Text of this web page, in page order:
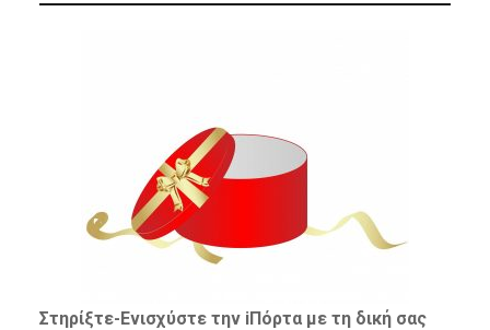
Στηρίξτε-Ενισχύστετην iΠόρτα με τη δική σας